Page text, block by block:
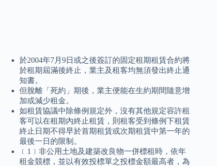
於2004年7月9日或之後簽訂的固定租期租賃合約將
於租期屆滿後終止，業主及租客均無須發出終止通
知書。
但脫離「死約」期後，業主便能在生約期間隨意增
加或減少租金。
如租賃協議中除條例規定外，沒有其他規定容許租
客可以在租期內終止租賃，則租客受到條例下租賃
終止日期不得早於首期租賃或次期租賃中第一年的
最後一日的限制。
﹝1﹞非公用土地及建築改良物一併標租時，依年
租金競標，並以有效投標單之投標金額最高者，為